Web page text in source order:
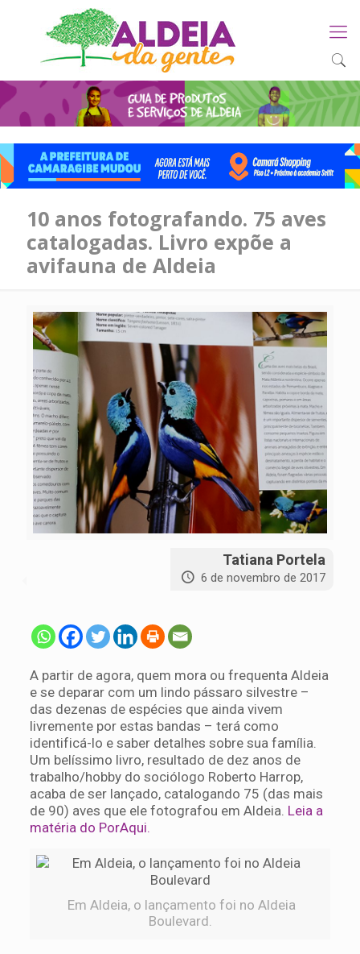
10 anos fotografando. 75 aves
catalogadas. Livro expõe a
avifauna de Aldeia
Tatiana Portela
6 de novembro de 2017
A partir de agora, quem mora ou frequenta Aldeia
e se deparar com um lindo pássaro silvestre –
das dezenas de espécies que ainda vivem
livremente por estas bandas – terá como
identificá-lo e saber detalhes sobre sua família.
Um belíssimo livro, resultado de dez anos de
trabalho/hobby do sociólogo Roberto Harrop,
acaba de ser lançado, catalogando 75 (das mais
de 90) aves que ele fotografou em Aldeia. Leia a
matéria do PorAqui.
Em Aldeia, o lançamento foi no Aldeia
Boulevard.